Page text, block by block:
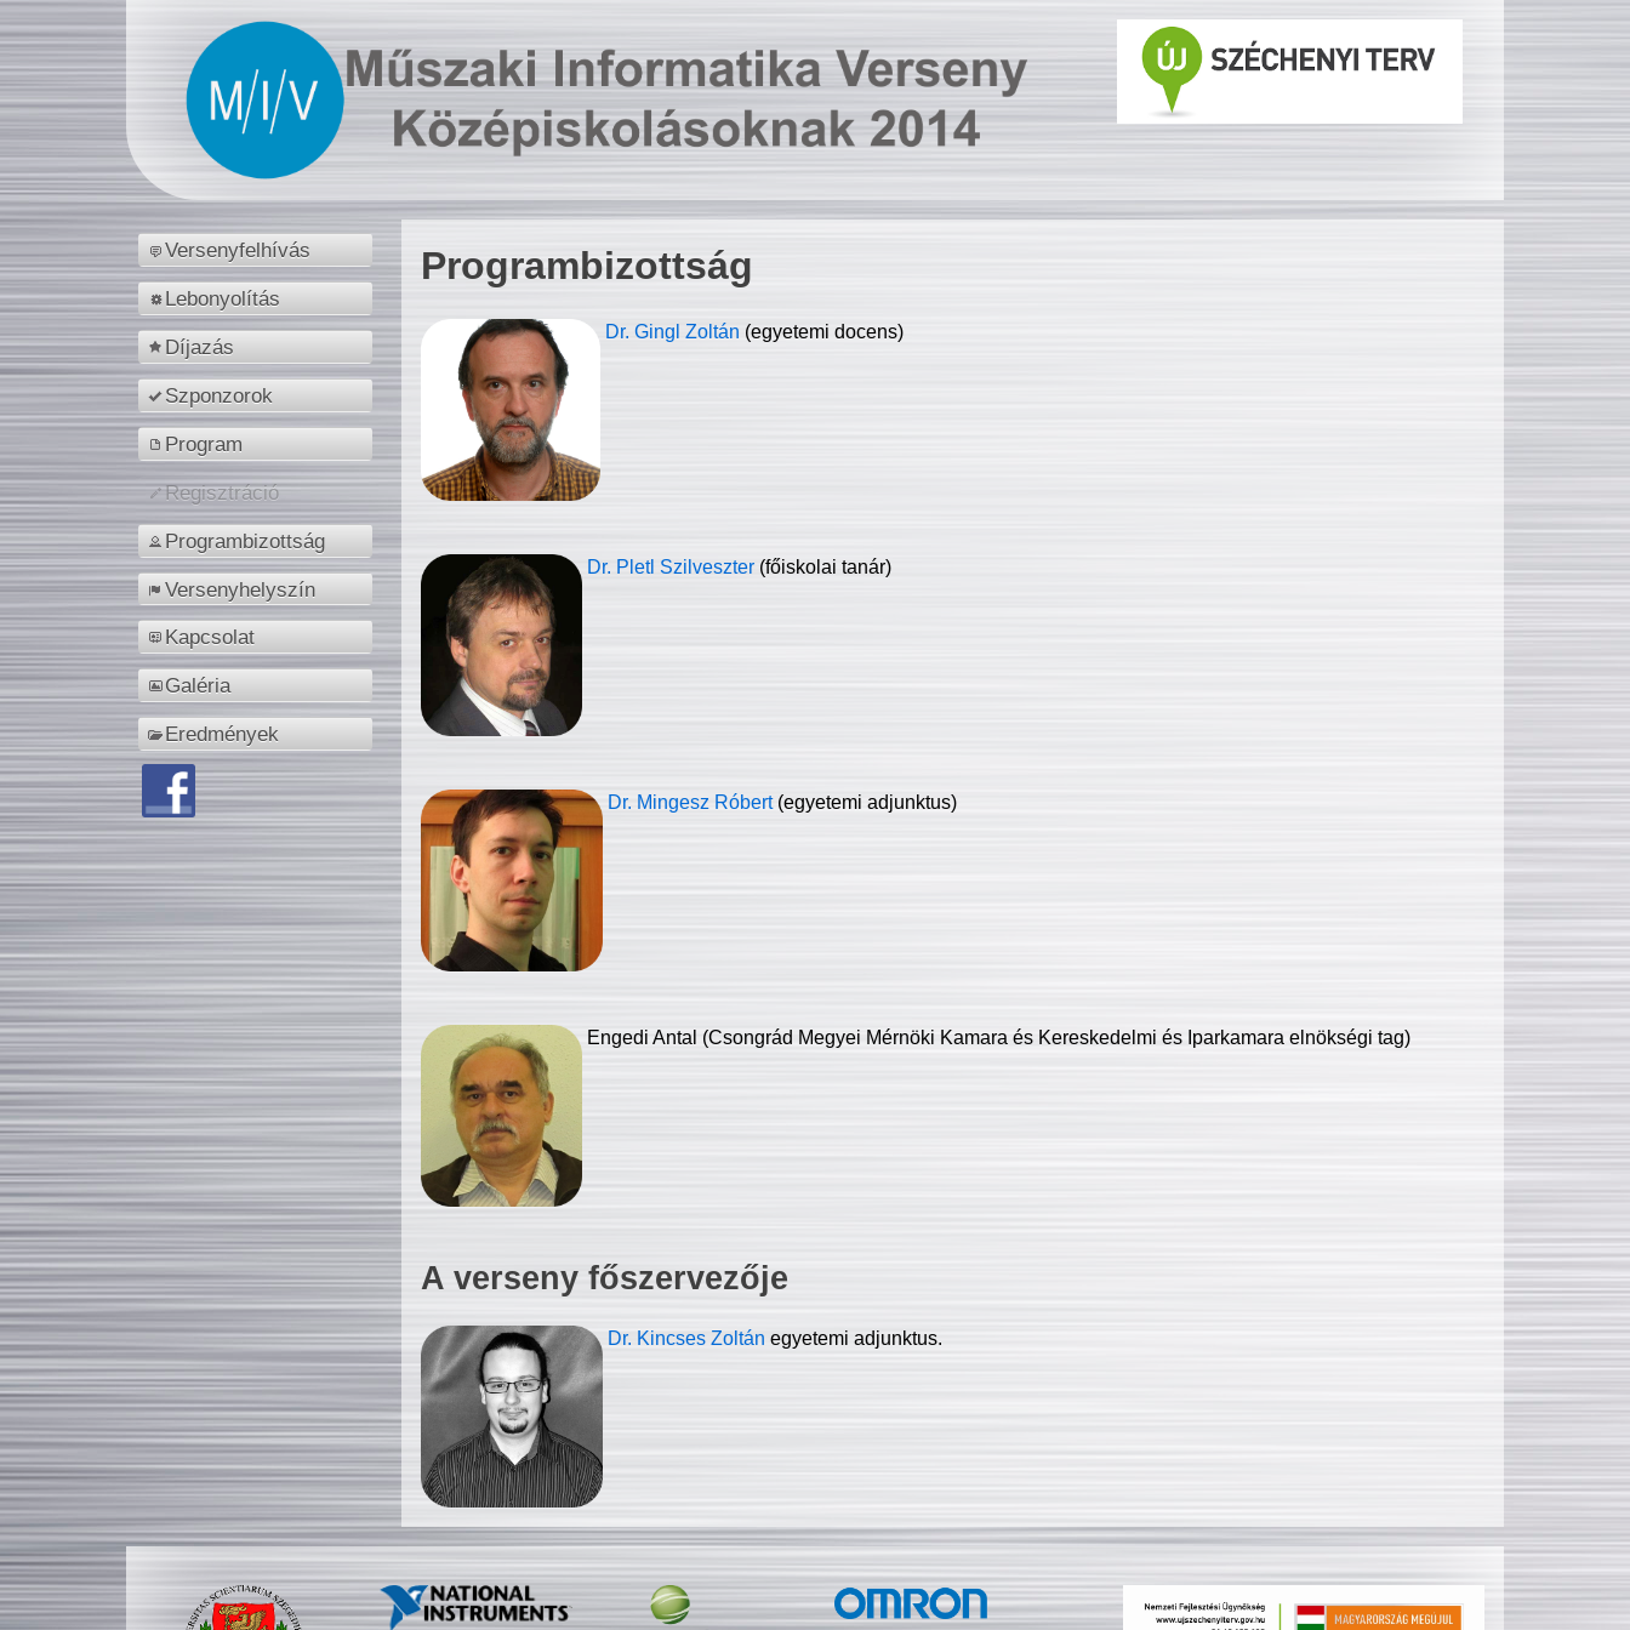
Versenyfelhívás
Lebonyolítás
Díjazás
Szponzorok
Program
Regisztráció
Programbizottság
Versenyhelyszín
Kapcsolat
Galéria
Eredmények
Programbizottság
Dr. Gingl Zoltán (egyetemi docens)
Dr. Pletl Szilveszter (főiskolai tanár)
Dr. Mingesz Róbert (egyetemi adjunktus)
Engedi Antal (Csongrád Megyei Mérnöki Kamara és Kereskedelmi és Iparkamara elnökségi tag)
A verseny főszervezője
Dr. Kincses Zoltán egyetemi adjunktus.